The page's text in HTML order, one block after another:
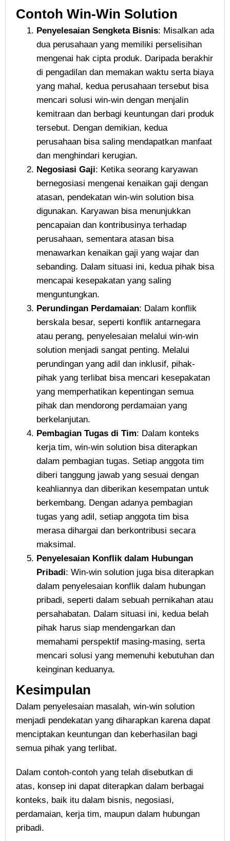
Contoh Win-Win Solution
Penyelesaian Sengketa Bisnis: Misalkan ada
dua perusahaan yang memiliki perselisihan
mengenai hak cipta produk. Daripada berakhir
di pengadilan dan memakan waktu serta biaya
yang mahal, kedua perusahaan tersebut bisa
mencari solusi win-win dengan menjalin
kemitraan dan berbagi keuntungan dari produk
tersebut. Dengan demikian, kedua
perusahaan bisa saling mendapatkan manfaat
dan menghindari kerugian.
Negosiasi Gaji: Ketika seorang karyawan
bernegosiasi mengenai kenaikan gaji dengan
atasan, pendekatan win-win solution bisa
digunakan. Karyawan bisa menunjukkan
pencapaian dan kontribusinya terhadap
perusahaan, sementara atasan bisa
menawarkan kenaikan gaji yang wajar dan
sebanding. Dalam situasi ini, kedua pihak bisa
mencapai kesepakatan yang saling
menguntungkan.
Perundingan Perdamaian: Dalam konflik
berskala besar, seperti konflik antarnegara
atau perang, penyelesaian melalui win-win
solution menjadi sangat penting. Melalui
perundingan yang adil dan inklusif, pihak-
pihak yang terlibat bisa mencari kesepakatan
yang memperhatikan kepentingan semua
pihak dan mendorong perdamaian yang
berkelanjutan.
Pembagian Tugas di Tim: Dalam konteks
kerja tim, win-win solution bisa diterapkan
dalam pembagian tugas. Setiap anggota tim
diberi tanggung jawab yang sesuai dengan
keahliannya dan diberikan kesempatan untuk
berkembang. Dengan adanya pembagian
tugas yang adil, setiap anggota tim bisa
merasa dihargai dan berkontribusi secara
maksimal.
Penyelesaian Konflik dalam Hubungan
Pribadi: Win-win solution juga bisa diterapkan
dalam penyelesaian konflik dalam hubungan
pribadi, seperti dalam sebuah pernikahan atau
persahabatan. Dalam situasi ini, kedua belah
pihak harus siap mendengarkan dan
memahami perspektif masing-masing, serta
mencari solusi yang memenuhi kebutuhan dan
keinginan keduanya.
Kesimpulan
Dalam penyelesaian masalah, win-win solution
menjadi pendekatan yang diharapkan karena dapat
menciptakan keuntungan dan keberhasilan bagi
semua pihak yang terlibat.
Dalam contoh-contoh yang telah disebutkan di
atas, konsep ini dapat diterapkan dalam berbagai
konteks, baik itu dalam bisnis, negosiasi,
perdamaian, kerja tim, maupun dalam hubungan
pribadi.